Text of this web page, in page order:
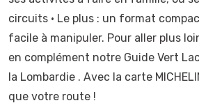
circuits • Le plus : un format
facile à manipuler. Pour aller plus
en complément notre Guide Vert
la Lombardie . Avec la carte
que votre route !